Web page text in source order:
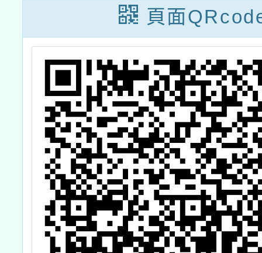
教案研習一案頁面